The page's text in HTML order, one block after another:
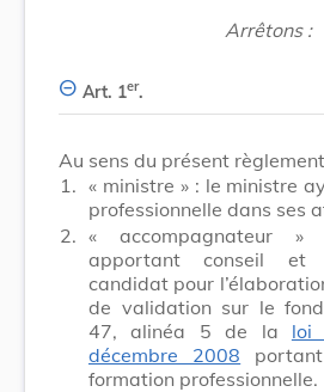
Arrêtons :
Art. 1er.
Au sens du présent
1. « ministre » : le ministre
professionnelle dans ses
2. « accompagnateur
apportant conseil et
candidat pour
de validation sur le
47, alinéa 5 de la loi
décembre 2008
formation professionnelle.